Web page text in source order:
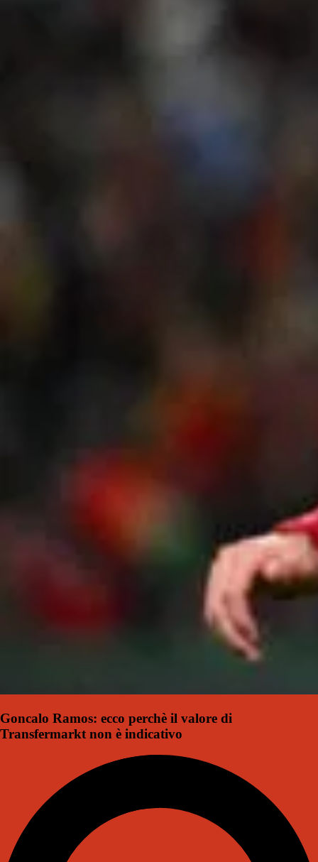
Goncalo Ramos: ecco perchè il valore di
Transfermarkt non è indicativo